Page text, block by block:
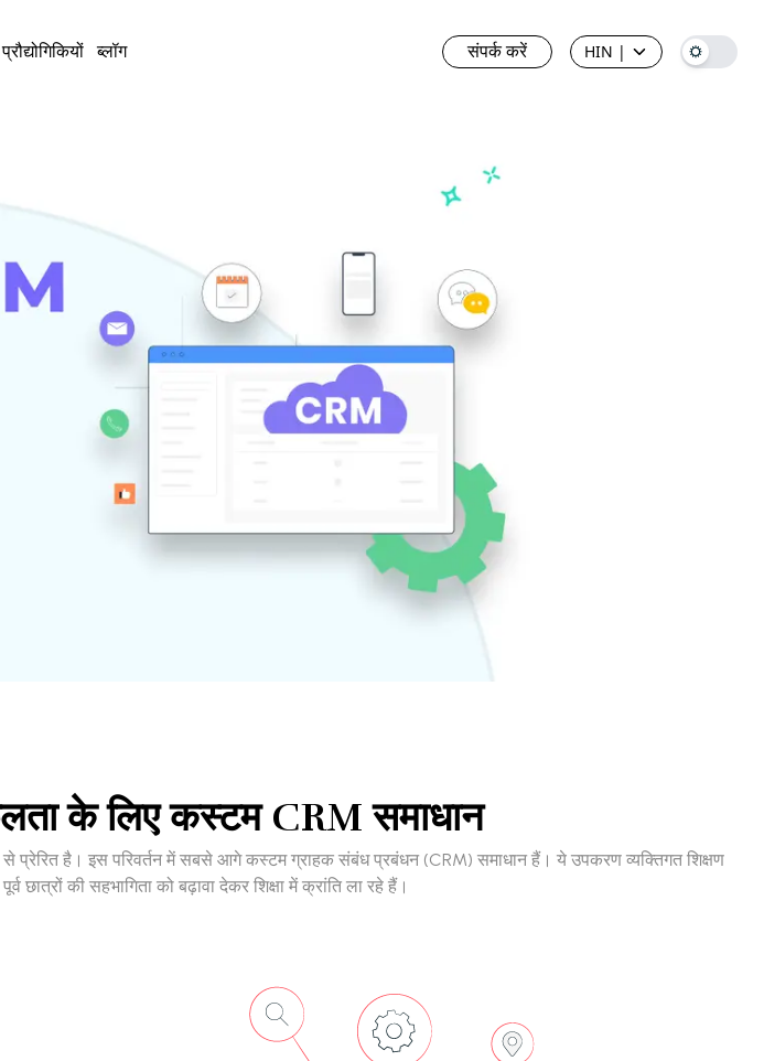
प्रौद्योगिकियों ब्लॉग संपर्क करें HIN |
के लिए कस्टम CRM समाधान
से प्रेरित है। इस परिवर्तन में सबसे आगे कस्टम ग्राहक संबंध प्रबंधन (CRM) समाधान हैं। ये उपकरण व्यक्तिगत शिक्षण
छात्रों की सहभागिता को बढ़ावा देकर शिक्षा में क्रांति ला रहे हैं।